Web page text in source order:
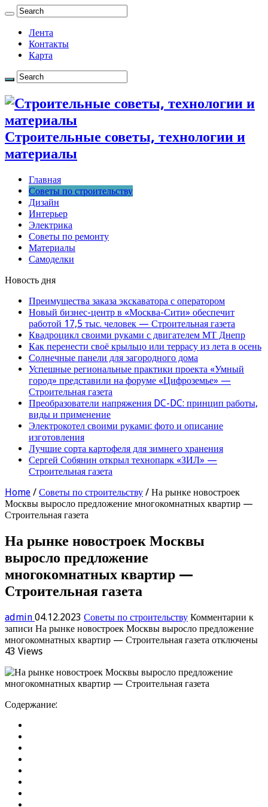
Лента
Контакты
Карта
Строительные советы, технологии и
материалы
Главная
Советы по строительству
Дизайн
Интерьер
Электрика
Советы по ремонту
Материалы
Самоделки
Новость дня
Преимущества заказа экскаватора с оператором
Новый бизнес-центр в «Москва-Сити» обеспечит
работой 17,5 тыс. человек — Строительная газета
Квадроцикл своими руками с двигателем МТ Днепр
Как перенести своё крыльцо или террасу из лета в осень
Солнечные панели для загородного дома
Успешные региональные практики проекта «Умный
город» представили на форуме «Цифроземье» —
Строительная газета
Преобразователи напряжения DC-DC: принцип работы,
виды и применение
Электрокотел своими руками: фото и описание
изготовления
Лучшие сорта картофеля для зимнего хранения
Сергей Собянин открыл технопарк «ЗИЛ» —
Строительная газета
Home / Советы по строительству / На рынке новостроек
Москвы выросло предложение многокомнатных квартир —
Строительная газета
На рынке новостроек Москвы
выросло предложение
многокомнатных квартир —
Строительная газета
admin 04.12.2023 Советы по строительству Комментарии к
записи На рынке новостроек Москвы выросло предложение
многокомнатных квартир — Строительная газета отключены
43 Views
Содержание: